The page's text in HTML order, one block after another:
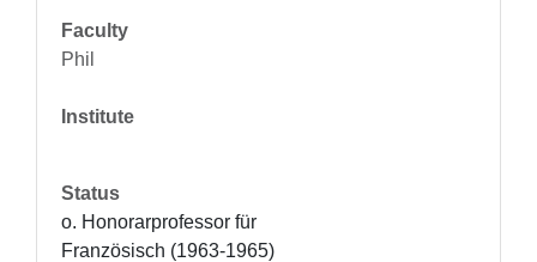
Faculty
Phil
Institute
Status
o. Honorarprofessor für
Französisch (1963-1965)